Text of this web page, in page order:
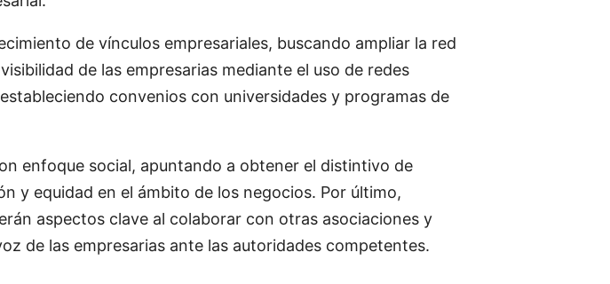
de vínculos empresariales, buscando ampliar la red
de las empresarias mediante el uso de redes
convenios con universidades y programas de
enfoque social, apuntando a obtener el distintivo de
y equidad en el ámbito de los negocios. Por último,
aspectos clave al colaborar con otras asociaciones y
de las empresarias ante las autoridades competentes.